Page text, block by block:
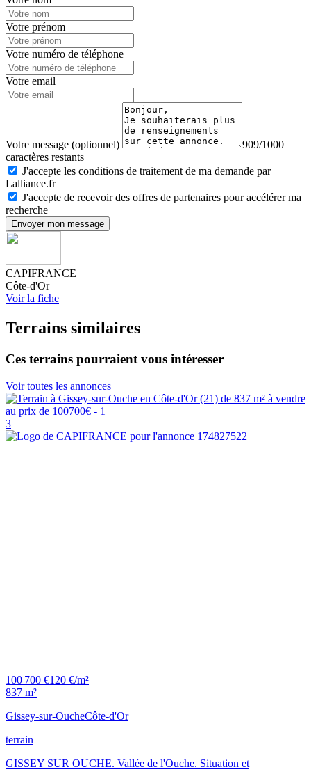
Votre prénom
Votre numéro de téléphone
Votre email
Votre message (optionnel)
909/1000
caractères restants
J'accepte les conditions de traitement de ma demande par
Lalliance.fr
J'accepte de recevoir des offres de partenaires pour accélérer ma
recherche
Envoyer mon message
CAPIFRANCE
Côte-d'Or
Voir la fiche
Terrains similaires
Ces terrains pourraient vous intéresser
Voir toutes les annonces
3
100 700 €120 €/m²
837 m²
Gissey-sur-OucheCôte-d'Or
terrain
GISSEY SUR OUCHE. Vallée de l'Ouche. Situation et